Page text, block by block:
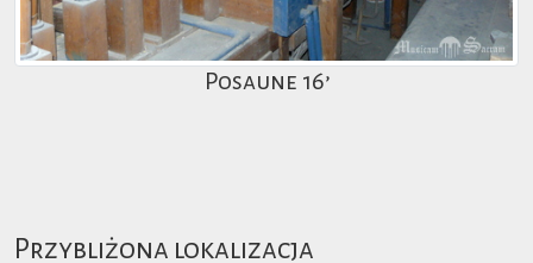
Posaune 16’
Przybliżona lokalizacja